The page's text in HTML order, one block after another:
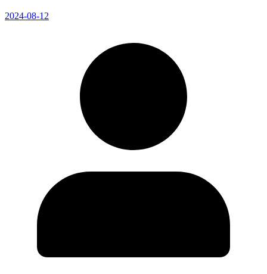
2024-08-12